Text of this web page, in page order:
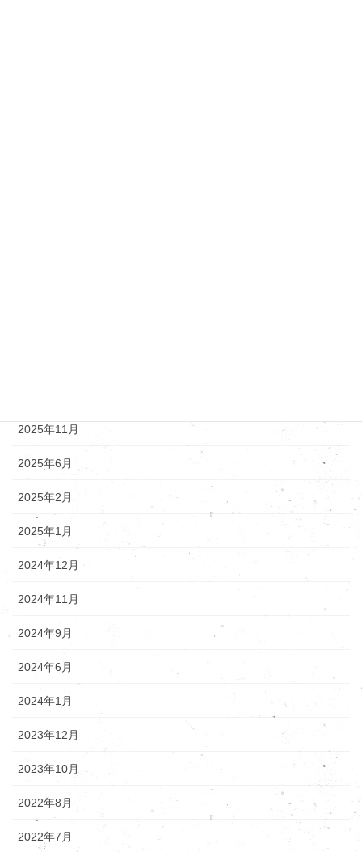
2025年11月
2025年6月
2025年2月
2025年1月
2024年12月
2024年11月
2024年9月
2024年6月
2024年1月
2023年12月
2023年10月
2022年8月
2022年7月